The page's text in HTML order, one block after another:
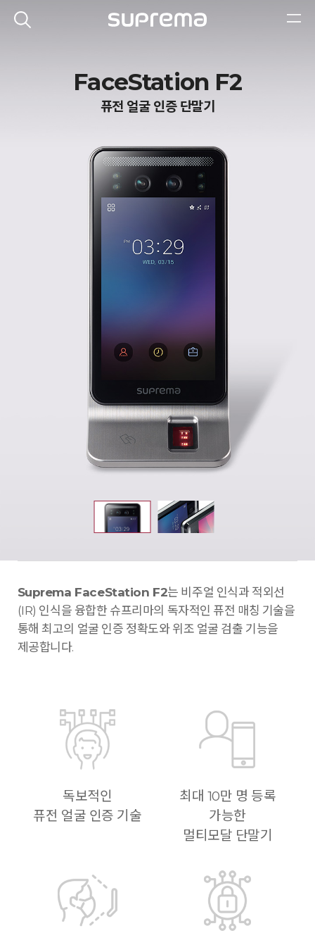
FaceStation F2
퓨전 얼굴 인증 단말기
Suprema FaceStation F2는 비주얼 인식과 적외선
(IR) 인식을 융합한 슈프리마의 독자적인 퓨전 매칭 기술을
통해 최고의 얼굴 인증 정확도와 위조 얼굴 검출 기능을
제공합니다.
독보적인
퓨전 얼굴 인증 기술
최대 10만 명 등록
가능한
멀티모달 단말기